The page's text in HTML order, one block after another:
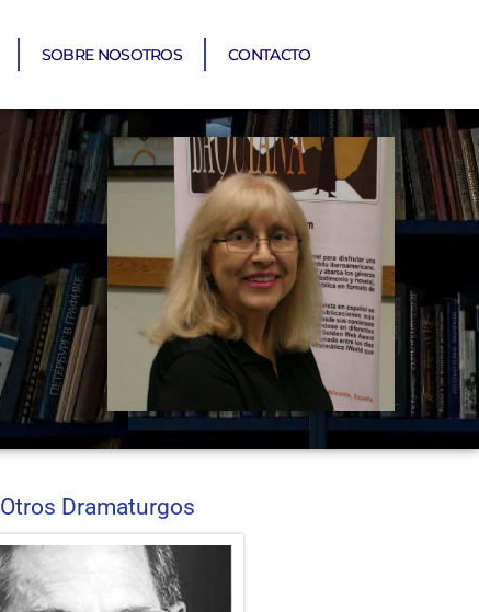
SOBRE NOSOTROS CONTACTO
Otros Dramaturgos